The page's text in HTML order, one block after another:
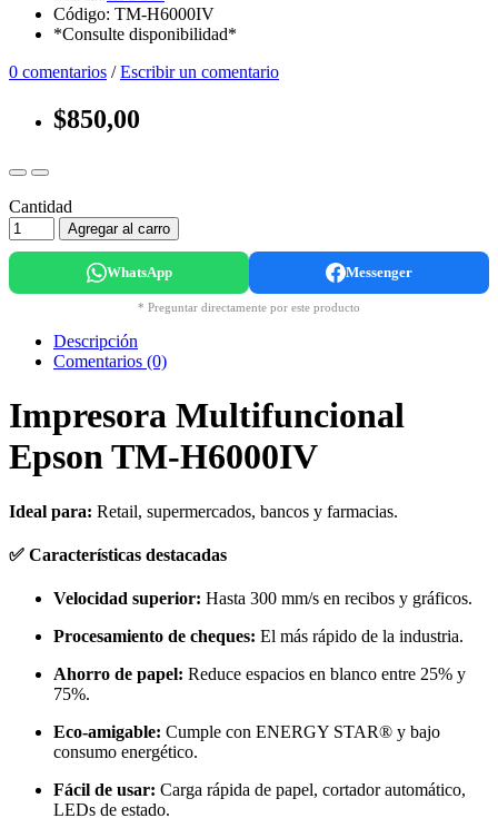
Código: TM-H6000IV
*Consulte disponibilidad*
0 comentarios /Escribir un comentario
$850,00
Cantidad
Agregar al carro
WhatsApp Messenger
* Preguntar directamente por este producto
Descripción
Comentarios (0)
Impresora Multifuncional
Epson TM-H6000IV
Ideal para: Retail, supermercados, bancos y farmacias.
✅ Características destacadas
Velocidad superior: Hasta 300 mm/s en recibos y gráficos.
Procesamiento de cheques: El más rápido de la industria.
Ahorro de papel: Reduce espacios en blanco entre 25% y
75%.
Eco-amigable: Cumple con ENERGY STAR® y bajo
consumo energético.
Fácil de usar: Carga rápida de papel, cortador automático,
LEDs de estado.